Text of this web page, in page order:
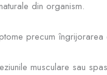
din organism.
precum îngrijorarea
musculare sau